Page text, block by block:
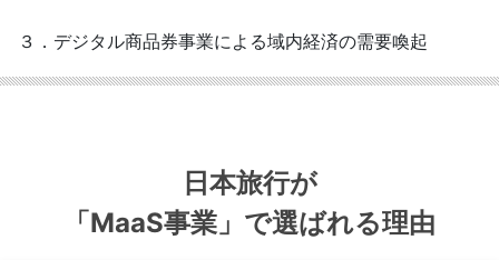
３．デジタル商品券事業による域内経済の需要喚起
日本旅行が
「MaaS事業」 で選ばれる理由